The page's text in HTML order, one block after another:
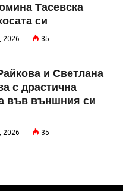
Тасевска
си
2026 35
и Светлана
с драстична
във външния си
2026 35